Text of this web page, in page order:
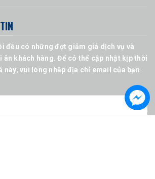
đều có những đợt giảm giá dịch vụ và
ân khách hàng. Để có thể cập nhật kịp thời
này, vui lòng nhập địa chỉ email của bạn